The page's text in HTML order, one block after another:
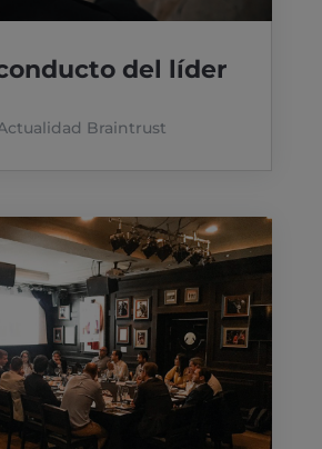
del líder
Braintrust